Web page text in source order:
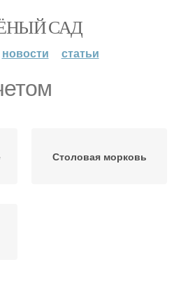
САД
новости статьи
Столовая морковь